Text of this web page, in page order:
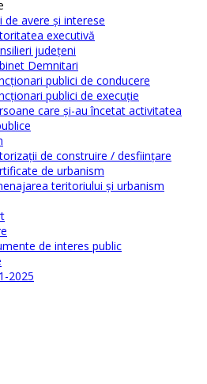
de avere şi interese
executivă
judeţeni
Demnitari
publici de conducere
publici de execuție
care şi-au încetat activitatea
de construire / desființare
de urbanism
teritoriului şi urbanism
de interes public
2025